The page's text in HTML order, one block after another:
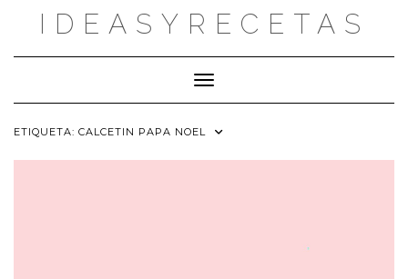
IDEASYRECETAS
Cambiar modo de navegación
ETIQUETA: CALCETIN PAPA NOEL